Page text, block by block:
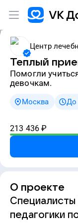
Центр
Теплый
Помогли учиться особенным мальчикам и
девочкам.
Москва До
213 436 ₽
О проекте
педагогики